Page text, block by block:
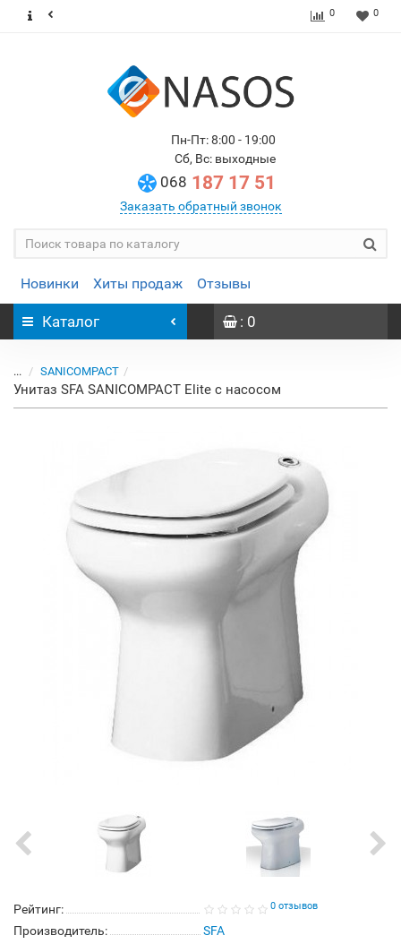
0 0
Пн-Пт: 8:00 - 19:00
Сб, Вс: выходные
068 187 17 51
Заказать обратный звонок
Новинки Хиты продаж Отзывы
Каталог : 0
... SANICOMPACT
Унитаз SFA SANICOMPACT Elite с насосом
Рейтинг: 0 отзывов
Производитель:
SFA